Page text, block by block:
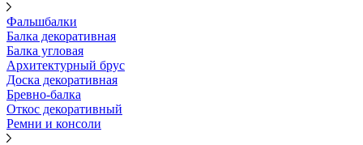
Фальшбалки
Балка декоративная
Балка угловая
Архитектурный брус
Доска декоративная
Бревно-балка
Откос декоративный
Ремни и консоли